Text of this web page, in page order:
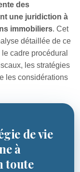
des
une juridiction à
immobiliers. Cet
détaillée de ce
cadre procédural
les stratégies
les considérations
de vie
à
toute